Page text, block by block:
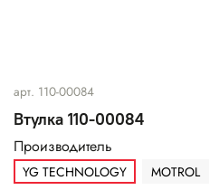
арт. 110-00084
Втулка 110-00084
Производитель
YG TECHNOLOGY MOTROL